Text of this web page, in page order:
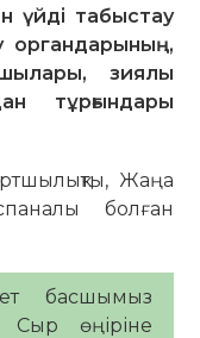
үйді табыстау
органдарының,
зиялы
тұрғындары
Жаңа
болған
басшымыз
өңіріне